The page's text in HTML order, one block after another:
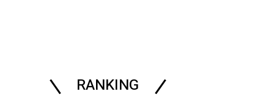
RANKING